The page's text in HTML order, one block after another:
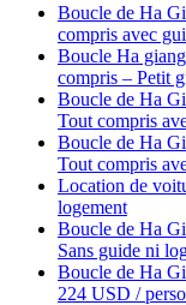
Boucle de Ha
compris avec
Boucle Ha
compris – Petit
Boucle de Ha
Tout compris
Boucle de Ha
Tout compris
Location de
logement
Boucle de Ha
Sans guide ni
Boucle de Ha
224 USD /